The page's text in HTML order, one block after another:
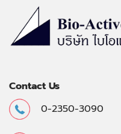
Contact Us
0-2350-3090